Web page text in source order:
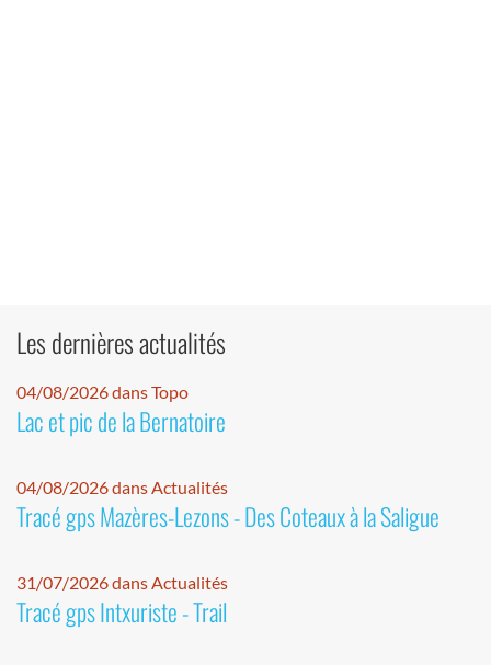
Les dernières actualités
04/08/2026 dans Topo
Lac et pic de la Bernatoire
04/08/2026 dans Actualités
Tracé gps Mazères-Lezons - Des Coteaux à la Saligue
31/07/2026 dans Actualités
Tracé gps Intxuriste - Trail